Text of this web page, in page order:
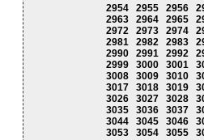
2954
2955 2956
2963
2964 2965
2972
2973 2974
2981
2982 2983
2990
2991 2992
2999
3000 3001
3008
3009 3010
3017
3018 3019
3026
3027 3028
3035
3036 3037
3044
3045 3046
3053
3054 3055